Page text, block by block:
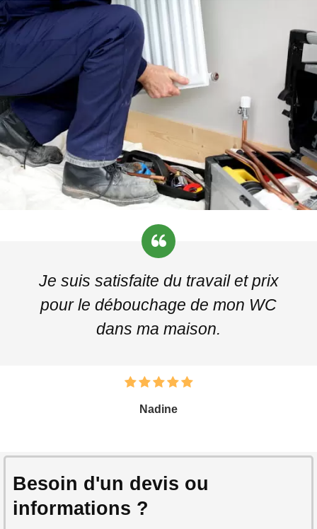
Je suis satisfaite du travail et prix
pour le débouchage de mon WC
dans ma maison.
Nadine
Besoin d'un devis ou
informations ?